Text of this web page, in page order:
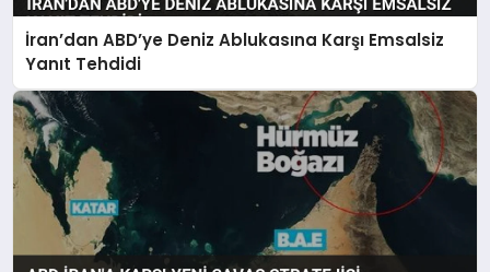
İran’dan ABD’ye Deniz Ablukasına Karşı Emsalsiz
Yanıt Tehdidi